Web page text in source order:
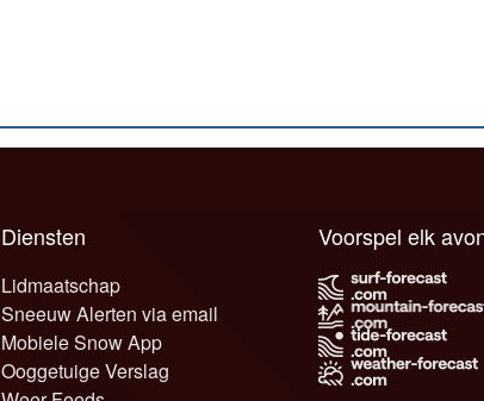
Diensten
Lidmaatschap
Sneeuw Alerten via email
Mobiele Snow App
Ooggetuige Verslag
Voorspel elk